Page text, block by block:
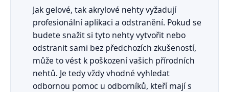
Jak gelové, tak akrylové nehty vyžadují
profesionální aplikaci a odstranění. Pokud se
budete snažit si tyto nehty vytvořit nebo
odstranit sami bez předchozích zkušeností,
může to vést k poškození vašich přírodních
nehtů. Je tedy vždy vhodné vyhledat
odbornou pomoc u odborníků, kteří mají s